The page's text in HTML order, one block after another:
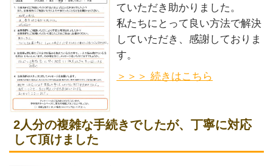
ていただき助かりました。
私たちにとって良い方法で解決
していただき、感謝しておりま
す。
＞＞＞ 続きはこちら
2人分の複雑な手続きでしたが、丁寧に対応
して頂けました